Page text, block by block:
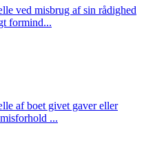
ved misbrug af sin rådighed
formind...
af boet givet gaver eller
...